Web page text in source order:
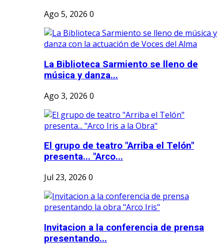
Ago 5, 2026 0
La Biblioteca Sarmiento se lleno de
música y danza...
Ago 3, 2026 0
El grupo de teatro "Arriba el Telón"
presenta... "Arco...
Jul 23, 2026 0
Invitacion a la conferencia de prensa
presentando...